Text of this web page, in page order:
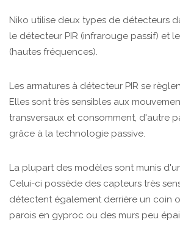
Niko utilise deux types de détecteurs
le détecteur PIR (infrarouge passif) et
(hautes fréquences).
Les armatures à détecteur PIR se
Elles sont très sensibles aux
transversaux et consomment, d'autre
grâce à la technologie passive.
La plupart des modèles sont munis
Celui-ci possède des capteurs très
détectent également derrière un coin
parois en gyproc ou des murs peu